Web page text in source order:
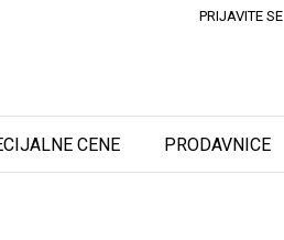
PRIJAVITE SE
CENE PRODAVNICE